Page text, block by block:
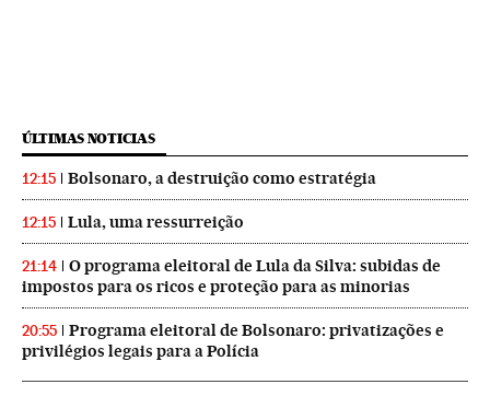
ÚLTIMAS NOTICIAS
12:15 Bolsonaro, a destruição como estratégia
12:15 Lula, uma ressurreição
21:14
O programa eleitoral de Lula da Silva: subidas de
impostos para os ricos e proteção para as minorias
20:55
Programa eleitoral de Bolsonaro: privatizações e
privilégios legais para a Polícia